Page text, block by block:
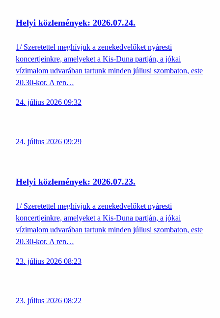
Helyi közlemények: 2026.07.24.
1/ Szeretettel meghívjuk a zenekedvelőket nyáresti
koncertjeinkre, amelyeket a Kis-Duna partján, a jókai
vízimalom udvarában tartunk minden júliusi szombaton, este
20.30-kor. A ren…
24. július 2026 09:32
24. július 2026 09:29
Helyi közlemények: 2026.07.23.
1/ Szeretettel meghívjuk a zenekedvelőket nyáresti
koncertjeinkre, amelyeket a Kis-Duna partján, a jókai
vízimalom udvarában tartunk minden júliusi szombaton, este
20.30-kor. A ren…
23. július 2026 08:23
23. július 2026 08:22